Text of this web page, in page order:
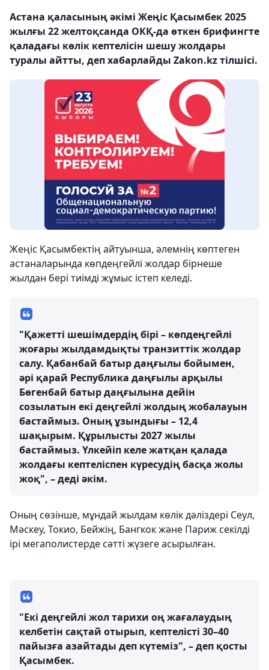
Астана қаласының әкімі Жеңіс Қасымбек 2025
жылғы 22 желтоқсанда ОКҚ-да өткен брифингте
қаладағы көлік кептелісін шешу жолдары
туралы айтты, деп хабарлайды Zakon.kz тілшісі.
Жеңіс Қасымбектің айтуынша, әлемнің көптеген
астаналарында көпдеңгейлі жолдар бірнеше
жылдан бері тиімді жұмыс істеп келеді.
"Қажетті шешімдердің бірі – көпдеңгейлі
жоғары жылдамдықты транзиттік жолдар
салу. Қабанбай батыр даңғылы бойымен,
әрі қарай Республика даңғылы арқылы
Бөгенбай батыр даңғылына дейін
созылатын екі деңгейлі жолдың жобалауын
бастаймыз. Оның ұзындығы – 12,4
шақырым. Құрылысты 2027 жылы
бастаймыз. Үлкейіп келе жатқан қалада
жолдағы кептеліспен күресудің басқа жолы
жоқ", – деді әкім.
Оның сөзінше, мұндай жылдам көлік дәліздері Сеул,
Мәскеу, Токио, Бейжің, Бангкок және Париж секілді
ірі мегаполистерде сәтті жүзеге асырылған.
"Екі деңгейлі жол тарихи оң жағалаудың
келбетін сақтай отырып, кептелісті 30–40
пайызға азайтады деп күтеміз", – деп қосты
Қасымбек.